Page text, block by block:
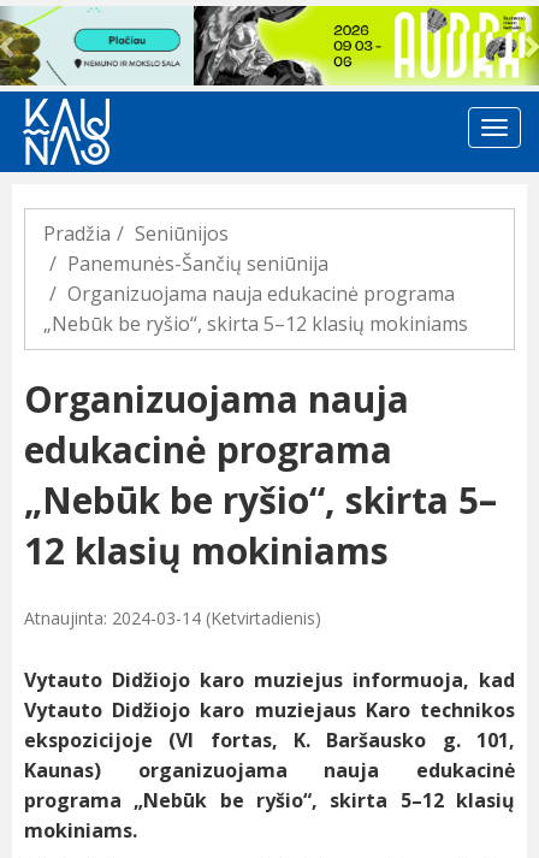
Previous
Pradžia
Seniūnijos
Panemunės-Šančių seniūnija
Organizuojama nauja edukacinė programa
„Nebūk be ryšio“, skirta 5–12 klasių mokiniams
Organizuojama nauja
edukacinė programa
„Nebūk be ryšio“, skirta 5–
12 klasių mokiniams
Atnaujinta: 2024-03-14 (Ketvirtadienis)
Vytauto Didžiojo karo muziejus informuoja, kad
Vytauto Didžiojo karo muziejaus Karo technikos
ekspozicijoje (VI fortas, K. Baršausko g. 101,
Kaunas) organizuojama nauja edukacinė
programa „Nebūk be ryšio“, skirta 5–12 klasių
mokiniams.